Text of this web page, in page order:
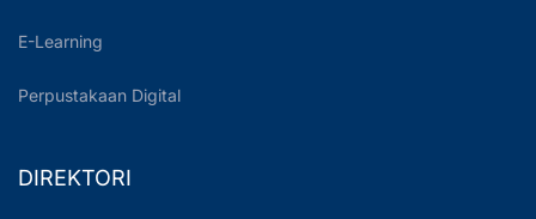
E-Learning
Perpustakaan Digital
DIREKTORI